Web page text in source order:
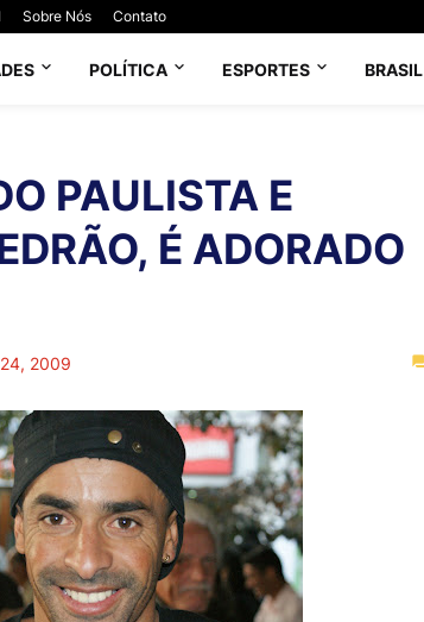
Sobre Nós Contato
POLÍTICA ESPORTES BRASIL
PAULISTA E
É ADORADO
2009